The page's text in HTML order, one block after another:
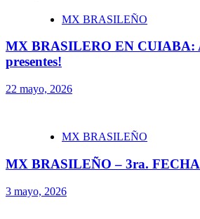
MX BRASILEÑO
MX BRASILERO EN CUIABA:
presentes!
22 mayo, 2026
MX BRASILEÑO
MX BRASILEÑO – 3ra.
3 mayo, 2026